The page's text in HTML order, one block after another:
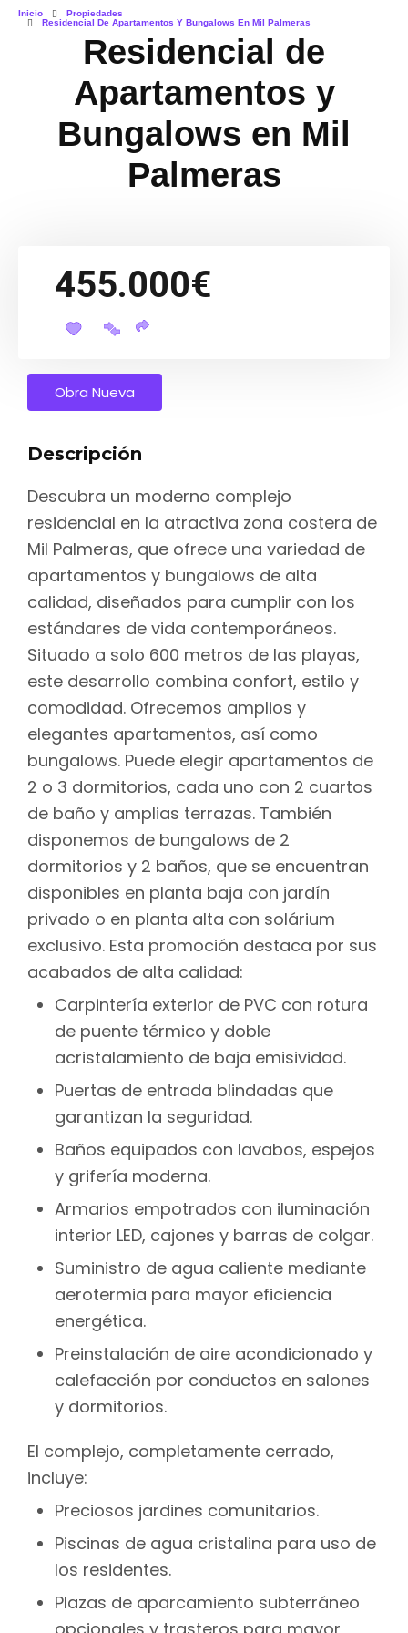
Inicio
Propiedades
Residencial De Apartamentos Y Bungalows En Mil Palmeras
Residencial de
Apartamentos y
Bungalows en Mil
Palmeras
455.000€
Obra Nueva
Descripción
Descubra un moderno complejo
residencial en la atractiva zona costera de
Mil Palmeras, que ofrece una variedad de
apartamentos y bungalows de alta
calidad, diseñados para cumplir con los
estándares de vida contemporáneos.
Situado a solo 600 metros de las playas,
este desarrollo combina confort, estilo y
comodidad. Ofrecemos amplios y
elegantes apartamentos, así como
bungalows. Puede elegir apartamentos de
2 o 3 dormitorios, cada uno con 2 cuartos
de baño y amplias terrazas. También
disponemos de bungalows de 2
dormitorios y 2 baños, que se encuentran
disponibles en planta baja con jardín
privado o en planta alta con solárium
exclusivo. Esta promoción destaca por sus
acabados de alta calidad:
Carpintería exterior de PVC con rotura
de puente térmico y doble
acristalamiento de baja emisividad.
Puertas de entrada blindadas que
garantizan la seguridad.
Baños equipados con lavabos, espejos
y grifería moderna.
Armarios empotrados con iluminación
interior LED, cajones y barras de colgar.
Suministro de agua caliente mediante
aerotermia para mayor eficiencia
energética.
Preinstalación de aire acondicionado y
calefacción por conductos en salones
y dormitorios.
El complejo, completamente cerrado,
incluye:
Preciosos jardines comunitarios.
Piscinas de agua cristalina para uso de
los residentes.
Plazas de aparcamiento subterráneo